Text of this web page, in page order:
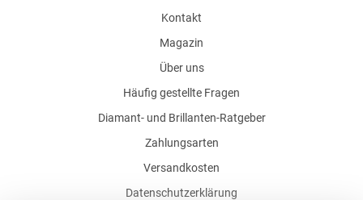
Kontakt
Magazin
Über uns
Häufig gestellte Fragen
Diamant- und Brillanten-Ratgeber
Zahlungsarten
Versandkosten
Datenschutzerklärung